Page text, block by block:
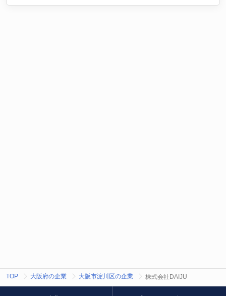
TOP 大阪府の企業 大阪市淀川区の企業 株式会社DAIJU